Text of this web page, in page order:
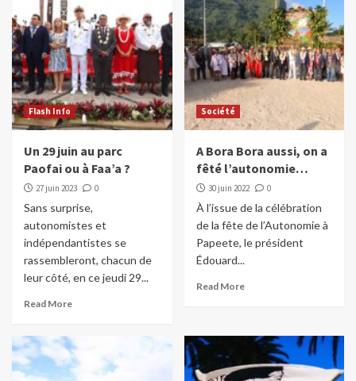
Flash Info
Un 29 juin au parc
Paofai ou à Faa’a ?
27 juin 2023 0
Sans surprise,
autonomistes et
indépendantistes se
rassembleront, chacun de
leur côté, en ce jeudi 29...
Read More
Société
A Bora Bora aussi, on a
fêté l’autonomie…
30 juin 2022 0
À l’issue de la célébration
de la fête de l’Autonomie à
Papeete, le président
Édouard...
Read More